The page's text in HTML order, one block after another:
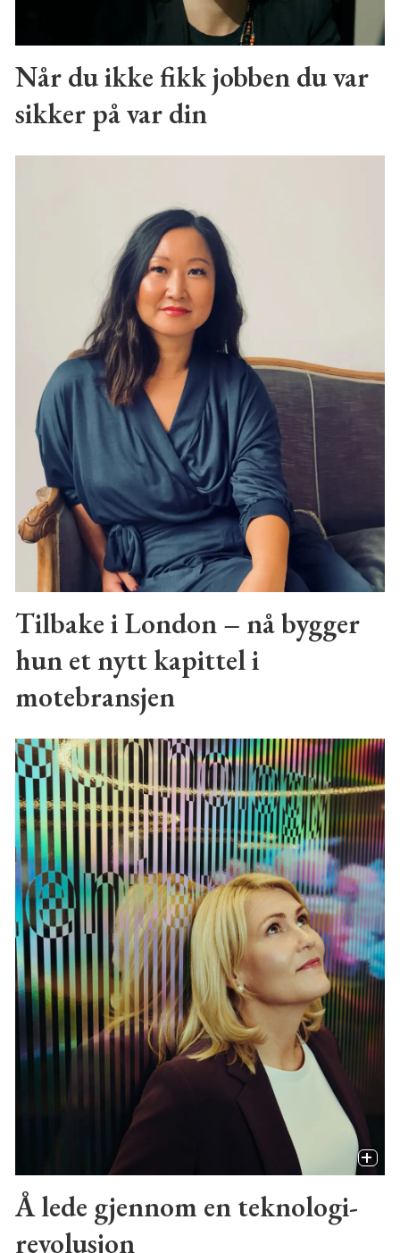
Når du ikke fikk jobben du var
sikker på var din
Tilbake i London – nå bygger
hun et nytt kapittel i
motebransjen
Å lede gjennom en teknologi-
revolusjon